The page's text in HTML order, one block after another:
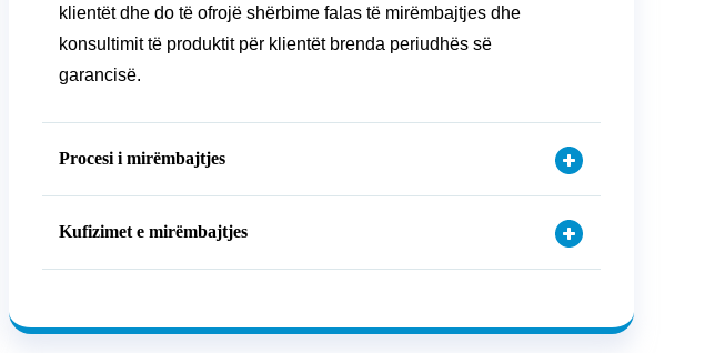
klientët dhe do të ofrojë shërbime falas të mirëmbajtjes dhe
konsultimit të produktit për klientët brenda periudhës së
garancisë.
Procesi i mirëmbajtjes
Kufizimet e mirëmbajtjes